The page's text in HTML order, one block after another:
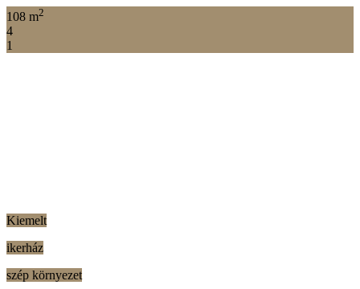
108 m2
4
1
Kiemelt
ikerház
szép környezet